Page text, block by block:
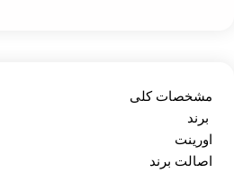
مشخصات کلی
برند
اورینت
اصالت برند